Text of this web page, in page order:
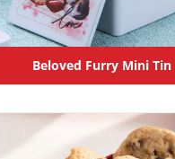
Beloved Furry Mini Tin